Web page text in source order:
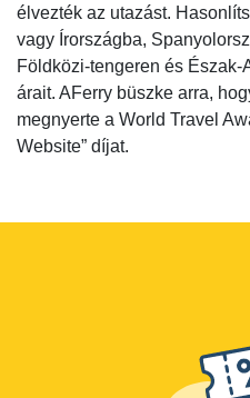
élvezték az utazást.
vagy Írországba,
Földközi-tengeren és
árait. AFerry büszke arra,
megnyerte a World Travel
Website” díjat.